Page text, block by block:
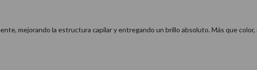
mejorando la estructura capilar y entregando un brillo absoluto. Más que